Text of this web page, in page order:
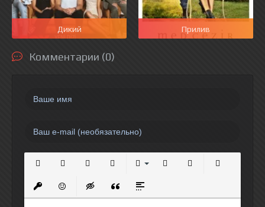
Дикий Прилив
Комментарии (0)
Вставить защищенную ссылку
Вставить смайлик
Вставка скрытого текста
Вставка цитаты
Вставка спойлера